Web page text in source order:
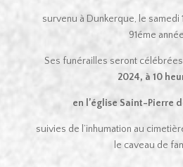
survenu à Dunkerque, le samedi
91éme
Ses funérailles seront
2024, à 10
en l’église Saint-Pierre
suivies de l’inhumation au
le caveau de